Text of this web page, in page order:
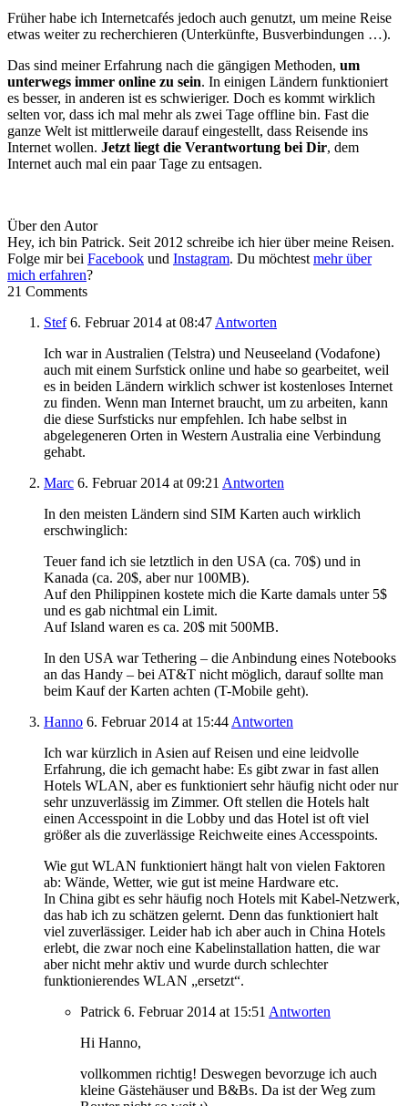
Früher habe ich Internetcafés jedoch auch genutzt, um meine Reise
etwas weiter zu recherchieren (Unterkünfte, Busverbindungen …).
Das sind meiner Erfahrung nach die gängigen Methoden, um
unterwegs immer online zu sein. In einigen Ländern funktioniert
es besser, in anderen ist es schwieriger. Doch es kommt wirklich
selten vor, dass ich mal mehr als zwei Tage offline bin. Fast die
ganze Welt ist mittlerweile darauf eingestellt, dass Reisende ins
Internet wollen. Jetzt liegt die Verantwortung bei Dir, dem
Internet auch mal ein paar Tage zu entsagen.
Über den Autor
Hey, ich bin Patrick. Seit 2012 schreibe ich hier über meine Reisen.
Folge mir bei Facebook und Instagram. Du möchtest mehr über
mich erfahren?
21 Comments
Stef 6. Februar 2014 at 08:47 Antworten
Ich war in Australien (Telstra) und Neuseeland (Vodafone)
auch mit einem Surfstick online und habe so gearbeitet, weil
es in beiden Ländern wirklich schwer ist kostenloses Internet
zu finden. Wenn man Internet braucht, um zu arbeiten, kann
die diese Surfsticks nur empfehlen. Ich habe selbst in
abgelegeneren Orten in Western Australia eine Verbindung
gehabt.
Marc 6. Februar 2014 at 09:21 Antworten
In den meisten Ländern sind SIM Karten auch wirklich
erschwinglich:
Teuer fand ich sie letztlich in den USA (ca. 70$) und in
Kanada (ca. 20$, aber nur 100MB).
Auf den Philippinen kostete mich die Karte damals unter 5$
und es gab nichtmal ein Limit.
Auf Island waren es ca. 20$ mit 500MB.
In den USA war Tethering – die Anbindung eines Notebooks
an das Handy – bei AT&T nicht möglich, darauf sollte man
beim Kauf der Karten achten (T-Mobile geht).
Hanno 6. Februar 2014 at 15:44 Antworten
Ich war kürzlich in Asien auf Reisen und eine leidvolle
Erfahrung, die ich gemacht habe: Es gibt zwar in fast allen
Hotels WLAN, aber es funktioniert sehr häufig nicht oder nur
sehr unzuverlässig im Zimmer. Oft stellen die Hotels halt
einen Accesspoint in die Lobby und das Hotel ist oft viel
größer als die zuverlässige Reichweite eines Accesspoints.
Wie gut WLAN funktioniert hängt halt von vielen Faktoren
ab: Wände, Wetter, wie gut ist meine Hardware etc.
In China gibt es sehr häufig noch Hotels mit Kabel-Netzwerk,
das hab ich zu schätzen gelernt. Denn das funktioniert halt
viel zuverlässiger. Leider hab ich aber auch in China Hotels
erlebt, die zwar noch eine Kabelinstallation hatten, die war
aber nicht mehr aktiv und wurde durch schlechter
funktionierendes WLAN „ersetzt“.
Patrick 6. Februar 2014 at 15:51 Antworten
Hi Hanno,
vollkommen richtig! Deswegen bevorzuge ich auch
kleine Gästehäuser und B&Bs. Da ist der Weg zum